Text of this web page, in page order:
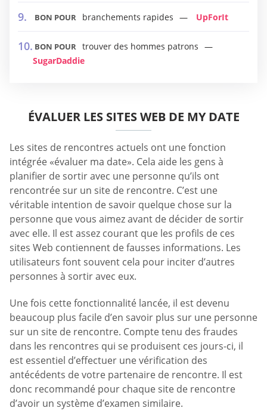
BON POUR branchements rapides UpForIt
BON POUR trouver des hommes patrons
SugarDaddie
ÉVALUER LES SITES WEB DE MY DATE
Les sites de rencontres actuels ont une fonction
intégrée «évaluer ma date». Cela aide les gens à
planifier de sortir avec une personne qu’ils ont
rencontrée sur un site de rencontre. C’est une
véritable intention de savoir quelque chose sur la
personne que vous aimez avant de décider de sortir
avec elle. Il est assez courant que les profils de ces
sites Web contiennent de fausses informations. Les
utilisateurs font souvent cela pour inciter d’autres
personnes à sortir avec eux.
Une fois cette fonctionnalité lancée, il est devenu
beaucoup plus facile d’en savoir plus sur une personne
sur un site de rencontre. Compte tenu des fraudes
dans les rencontres qui se produisent ces jours-ci, il
est essentiel d’effectuer une vérification des
antécédents de votre partenaire de rencontre. Il est
donc recommandé pour chaque site de rencontre
d’avoir un système d’examen similaire.